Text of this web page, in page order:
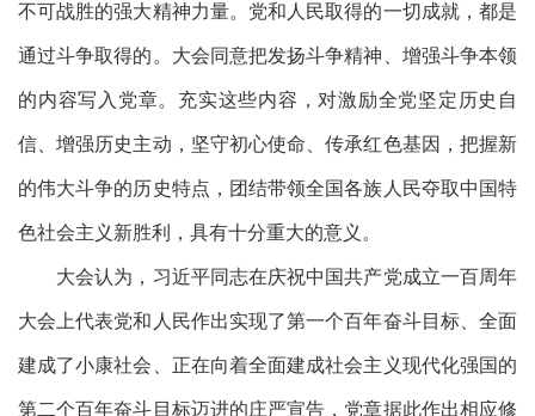
不可战胜的强大精神力量。党和人民取得的一切成就，都是
通过斗争取得的。大会同意把发扬斗争精神、增强斗争本领
的内容写入党章。充实这些内容，对激励全党坚定历史自
信、增强历史主动，坚守初心使命、传承红色基因，把握新
的伟大斗争的历史特点，团结带领全国各族人民夺取中国特
色社会主义新胜利，具有十分重大的意义。
大会认为，习近平同志在庆祝中国共产党成立一百周年
大会上代表党和人民作出实现了第一个百年奋斗目标、全面
建成了小康社会、正在向着全面建成社会主义现代化强国的
第二个百年奋斗目标迈进的庄严宣告，党章据此作出相应修